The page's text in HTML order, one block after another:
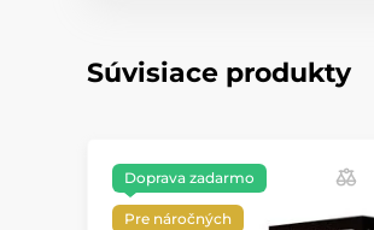
Súvisiace produkty
Doprava zadarmo
Pre náročných